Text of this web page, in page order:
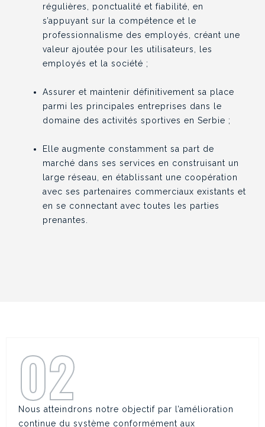
régulières, ponctualité et fiabilité, en
s’appuyant sur la compétence et le
professionnalisme des employés, créant une
valeur ajoutée pour les utilisateurs, les
employés et la société ;
Assurer et maintenir définitivement sa place
parmi les principales entreprises dans le
domaine des activités sportives en Serbie ;
Elle augmente constamment sa part de
marché dans ses services en construisant un
large réseau, en établissant une coopération
avec ses partenaires commerciaux existants et
en se connectant avec toutes les parties
prenantes.
02
Nous atteindrons notre objectif par l’amélioration
continue du système conformément aux